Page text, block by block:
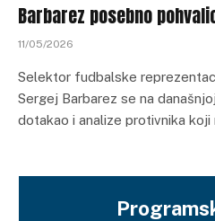
Barbarez posebno
11/05/2026
Selektor fudbalske
Sergej Barbarez se na
dotakao i analize protivnika koji